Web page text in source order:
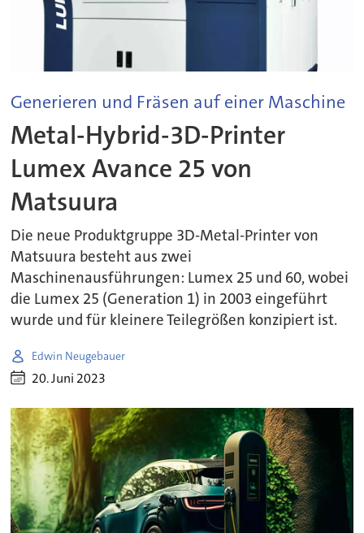
Generieren und Fräsen auf einer Maschine
Metal-Hybrid-3D-Printer
Lumex Avance 25 von
Matsuura
Die neue Produktgruppe 3D-Metal-Printer von
Matsuura besteht aus zwei
Maschinenausführungen: Lumex 25 und 60, wobei
die Lumex 25 (Generation 1) in 2003 eingeführt
wurde und für kleinere Teilegrößen konzipiert ist.
Edwin Neugebauer
20. Juni 2023